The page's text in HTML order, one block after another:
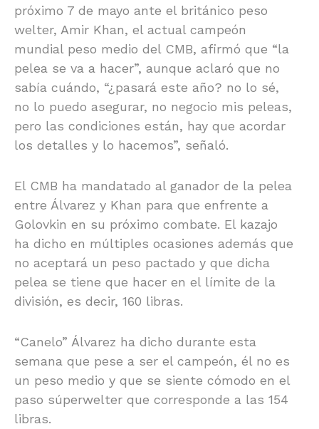
próximo 7 de mayo ante el británico peso
welter, Amir Khan, el actual campeón
mundial peso medio del CMB, afirmó que “la
pelea se va a hacer”, aunque aclaró que no
sabía cuándo, “¿pasará este año? no lo sé,
no lo puedo asegurar, no negocio mis peleas,
pero las condiciones están, hay que acordar
los detalles y lo hacemos”, señaló.
El CMB ha mandatado al ganador de la pelea
entre Álvarez y Khan para que enfrente a
Golovkin en su próximo combate. El kazajo
ha dicho en múltiples ocasiones además que
no aceptará un peso pactado y que dicha
pelea se tiene que hacer en el límite de la
división, es decir, 160 libras.
“Canelo” Álvarez ha dicho durante esta
semana que pese a ser el campeón, él no es
un peso medio y que se siente cómodo en el
paso súperwelter que corresponde a las 154
libras.